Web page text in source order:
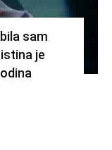
sam
je